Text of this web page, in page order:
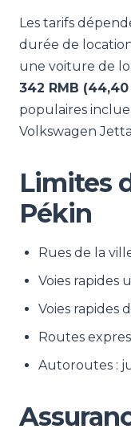
Les tarifs
durée de
une voiture de
342 RMB
populaires
Volkswagen
Limites
Pékin
Rues de la
Voies rapides
Voies rapides
Routes
Autoroutes :